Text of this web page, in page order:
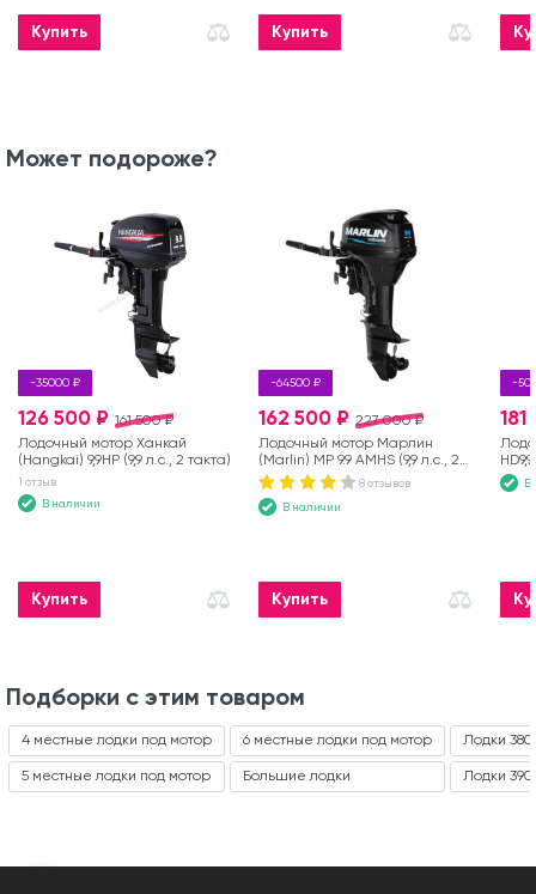
Купить Купить
Может подороже?
-35000 ₽
161 500 ₽
126 500 ₽
Лодочный мотор Ханкай
(Hangkai) 9,9HP (9,9 л.с., 2 такта)
1 отзыв
В наличии
Купить
-64500 ₽
227 000 ₽
162 500 ₽
Лодочный мотор Марлин
(Marlin) MP 9.9 AMHS (9,9 л.с., 2
такта)
8 отзывов
В наличии
Купить
-
В
Подборки с этим товаром
4 местные лодки под мотор
5 местные лодки под мотор
6 местные лодки под мотор
Большие лодки
Лодки 380
Лодки 390